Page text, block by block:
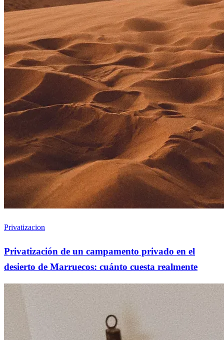
Privatizacion
Privatización de un campamento privado en el
desierto de Marruecos: cuánto cuesta realmente